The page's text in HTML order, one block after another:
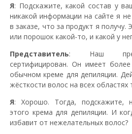
Я: Подскажите, какой состав у
никакой информации на сайте я
в заказе, что за продукт я получу.
или порошок какой-то, и какой у
Представитель: Наш
сертифицирован. Он имеет
обычном креме для депиляции.
жёсткости волос на всех
Я: Хорошо. Тогда, подскажите,
этого крема для депиляции. И
избавит от нежелательных волос?